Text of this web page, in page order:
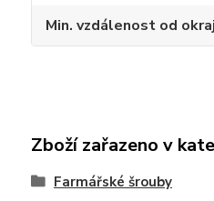
Min. vzdálenost od
Zboží zařazeno v
Farmářské šrouby